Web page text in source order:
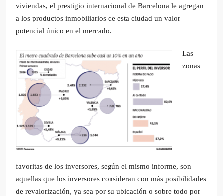
viviendas, el prestigio internacional de Barcelona le agregan
a los productos inmobiliarios de esta ciudad un valor
potencial único en el mercado.
Las
zonas
favoritas de los inversores, según el mismo informe, son
aquellas que los inversores consideran con más posibilidades
de revalorización, ya sea por su ubicación o sobre todo por